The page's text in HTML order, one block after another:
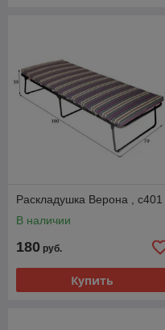
Раскладушка Верона , с401
В наличии
180 руб.
Купить